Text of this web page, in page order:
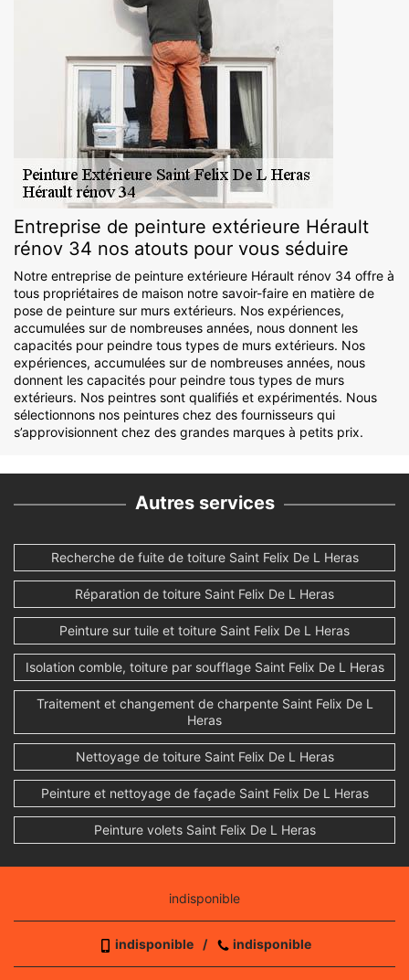
Entreprise de peinture extérieure Hérault
rénov 34 nos atouts pour vous séduire
Notre entreprise de peinture extérieure Hérault rénov 34 offre à
tous propriétaires de maison notre savoir-faire en matière de
pose de peinture sur murs extérieurs. Nos expériences,
accumulées sur de nombreuses années, nous donnent les
capacités pour peindre tous types de murs extérieurs. Nos
expériences, accumulées sur de nombreuses années, nous
donnent les capacités pour peindre tous types de murs
extérieurs. Nos peintres sont qualifiés et expérimentés. Nous
sélectionnons nos peintures chez des fournisseurs qui
s’approvisionnent chez des grandes marques à petits prix.
Autres services
Recherche de fuite de toiture Saint Felix De L Heras
Réparation de toiture Saint Felix De L Heras
Peinture sur tuile et toiture Saint Felix De L Heras
Isolation comble, toiture par soufflage Saint Felix De L Heras
Traitement et changement de charpente Saint Felix De L
Heras
Nettoyage de toiture Saint Felix De L Heras
Peinture et nettoyage de façade Saint Felix De L Heras
Peinture volets Saint Felix De L Heras
indisponible
indisponible / indisponible